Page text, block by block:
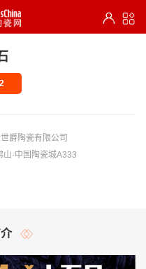
爵陶瓷有限公司
山·中国陶瓷城A333